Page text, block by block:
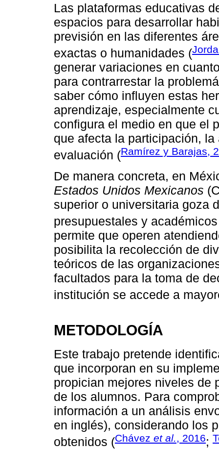
Las plataformas educativas
espacios para desarrollar
previsión en las diferentes
exactas o humanidades (
generar variaciones en
para contrarrestar la
saber cómo influyen estas
aprendizaje, especialmente
configura el medio en que el
que afecta la participación,
evaluación (Ramírez y Barajas,
De manera concreta, en
Estados Unidos Mexicanos
superior o universitaria goza
presupuestales y
permite que operen
posibilita la recolección de
teóricos de las
facultados para la toma de
institución se accede a
METODOLOGÍA
Este trabajo pretende
que incorporan en su
propician mejores niveles de
de los alumnos. Para
información a un análisis
en inglés), considerando los
obtenidos (Chávez et al. , 2016;